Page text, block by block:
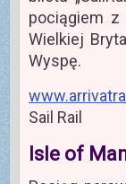
pociągiem z
Wielkiej
Wyspę.
Sail Rail
Isle of